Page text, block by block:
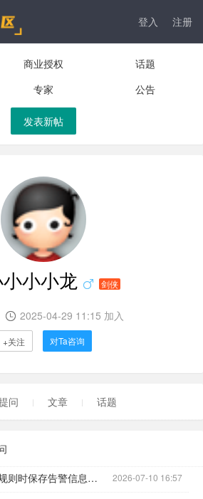
登入 注册
商业授权
话题
专家 公告
发表新帖
小小龙 剑侠
2025-04-29 11:15 加入
+关注 对Ta咨询
问 文章 话题
场景联动触发执行告警规则时保存告警信息到mysql数据库可以怎么实现 2026-07-10 16:57